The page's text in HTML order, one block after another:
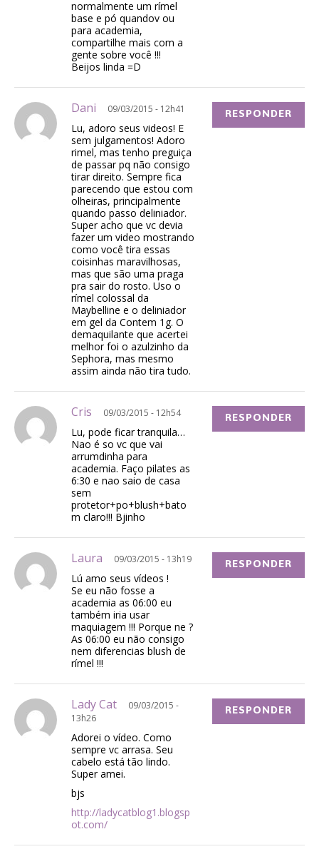
normalmente um rímel
base e pó quandov ou
para academia,
compartilhe mais com a
gente sobre você !!!
Beijos linda =D
Dani 09/03/2015 - 12h41
Lu, adoro seus videos! E
sem julgamentos! Adoro
rimel, mas tenho preguiça
de passar pq não consigo
tirar direito. Sempre fica
parecendo que estou com
olheiras, principalmente
quando passo deliniador.
Super acho que vc devia
fazer um video mostrando
como você tira essas
coisinhas maravilhosas,
mas que são uma praga
pra sair do rosto. Uso o
rímel colossal da
Maybelline e o deliniador
em gel da Contem 1g. O
demaquilante que acertei
melhor foi o azulzinho da
Sephora, mas mesmo
assim ainda não tira tudo.
RESPONDER
Cris 09/03/2015 - 12h54
Lu, pode ficar tranquila…
Nao é so vc que vai
arrumdinha para
academia. Faço pilates as
6:30 e nao saio de casa
sem
protetor+po+blush+bato
m claro!!! Bjinho
RESPONDER
Laura 09/03/2015 - 13h19
Lú amo seus vídeos !
Se eu não fosse a
academia as 06:00 eu
também iria usar
maquiagem !!! Porque ne ?
As 06:00 eu não consigo
nem diferencias blush de
rímel !!!
RESPONDER
Lady Cat
09/03/2015 -
13h26
Adorei o vídeo. Como
sempre vc arrasa. Seu
cabelo está tão lindo.
Super amei.
bjs
http://ladycatblog1.blogsp
ot.com/
RESPONDER